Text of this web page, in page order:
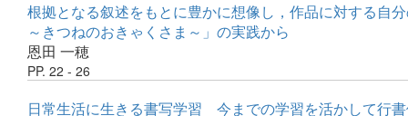
根拠となる叙述をもとに豊かに想像し，作品に対する
～きつねのおきゃくさま～」の実践から
恩田 一穂
PP. 22 - 26
日常生活に生きる書写学習 今までの学習を活かして行